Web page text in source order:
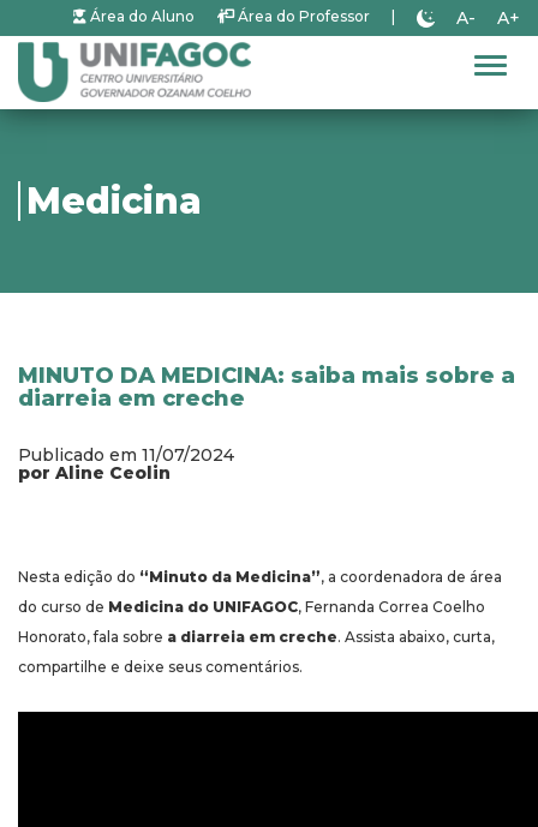
Área do Aluno Área do Professor A- A+
Medicina
MINUTO DA MEDICINA: saiba mais sobre a
diarreia em creche
Publicado em 11/07/2024
por Aline Ceolin
Nesta edição do “Minuto da Medicina”, a coordenadora de área
do curso de Medicina do UNIFAGOC, Fernanda Correa Coelho
Honorato, fala sobre a diarreia em creche. Assista abaixo, curta,
compartilhe e deixe seus comentários.